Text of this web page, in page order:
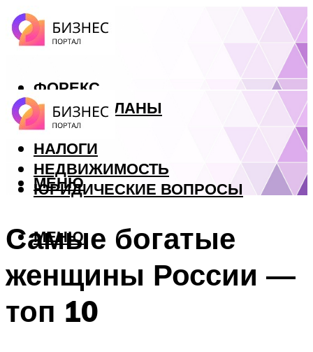
ФОРЕКС
БИЗНЕС ПЛАНЫ
КРЕДИТЫ
НАЛОГИ
НЕДВИЖИМОСТЬ
ЮРИДИЧЕСКИЕ ВОПРОСЫ
МЕНЮ
МЕНЮ
Самые богатые
женщины России —
топ 10